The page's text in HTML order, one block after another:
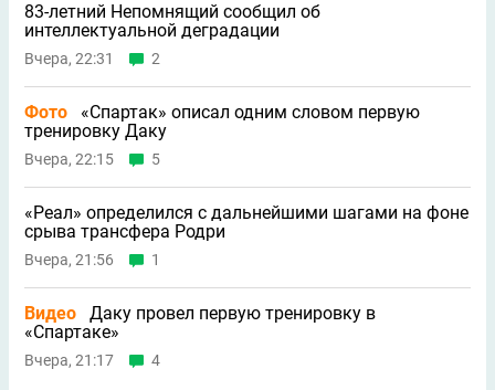
83-летний Непомнящий сообщил об
интеллектуальной деградации
Вчера, 22:31 2
Фото
«Спартак» описал одним словом первую
тренировку Даку
Вчера, 22:15 5
«Реал» определился с дальнейшими шагами на фоне
срыва трансфера Родри
Вчера, 21:56 1
Видео
Даку провел первую тренировку в
«Спартаке»
Вчера, 21:17 4